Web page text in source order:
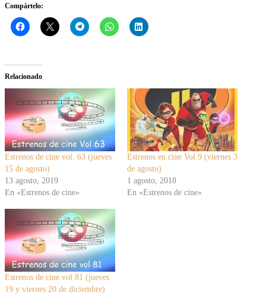
Compártelo:
Relacionado
Estrenos de cine vol. 63 (jueves
15 de agosto)
13 agosto, 2019
En «Estrenos de cine»
Estrenos en cine Vol.9 (viernes 3
de agosto)
1 agosto, 2018
En «Estrenos de cine»
Estrenos de cine vol 81 (jueves
19 y viernes 20 de diciembre)